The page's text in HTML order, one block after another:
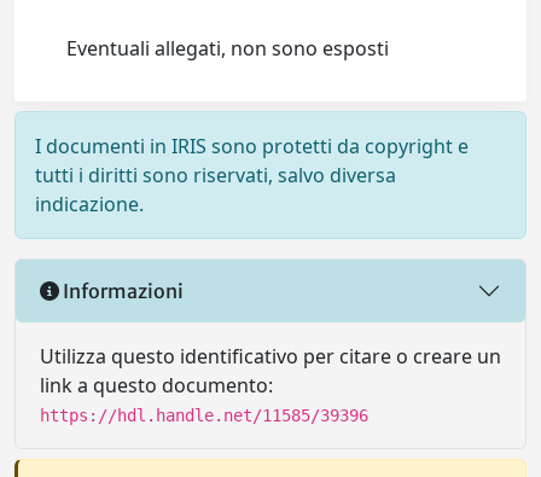
Eventuali allegati, non sono esposti
I documenti in IRIS sono protetti da copyright e
tutti i diritti sono riservati, salvo diversa
indicazione.
Informazioni
Utilizza questo identificativo per citare o creare un
link a questo documento:
https://hdl.handle.net/11585/39396